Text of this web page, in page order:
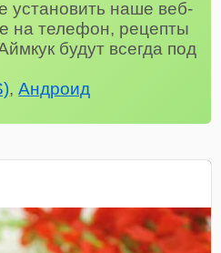
установить наше веб-
на телефон, рецепты
будут всегда под
,Андроид